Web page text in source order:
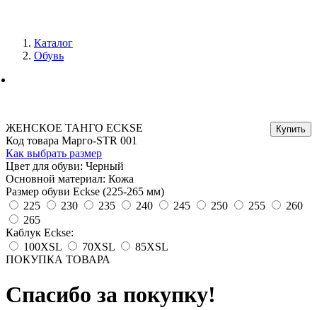
Каталог
Обувь
ЖЕНСКОЕ ТАНГО ECKSE
Код товара Марго-STR 001
Как выбрать размер
Цвет для обуви: Черный
Основной материал: Кожа
Размер обуви Eckse (225-265 мм)
225
230 235 240 245 250 255
260
265
Каблук Eckse:
100XSL
70XSL
85XSL
ПОКУПКА ТОВАРА
Спасибо за покупку!